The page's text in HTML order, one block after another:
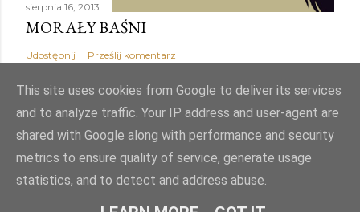
sierpnia 16, 2013
MORAŁY BAŚNI
Udostępnij Prześlij komentarz
Obsługiwane przez usługę Blogger
Autor obrazów motywu:Mae Burke
This site uses cookies from Google to deliver its services
and to analyze traffic. Your IP address and user-agent are
shared with Google along with performance and security
metrics to ensure quality of service, generate usage
statistics, and to detect and address abuse.